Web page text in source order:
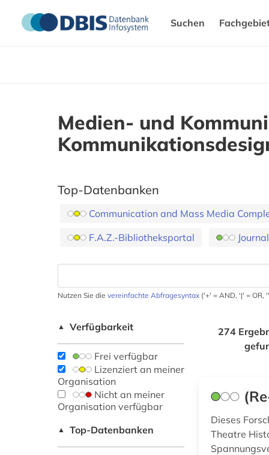
Suchen
Medien- und
Top-Datenbanken
Communication and Mass Media
F.A.Z.-Bibliotheksportal
Nutzen Sie die vereinfachte Abfragesyntax ('+' = AND, '|' = OR,
▲ Verfügbarkeit
Frei verfügbar
Lizenziert an meiner
Organisation
Nicht an meiner
Organisation verfügbar
▲ Top-Datenbanken
274
Dieses
Theatre